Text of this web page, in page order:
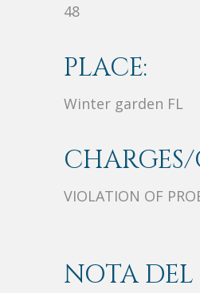
48
PLACE:
Winter garden FL
VIOLATION OF
NOTA DEL